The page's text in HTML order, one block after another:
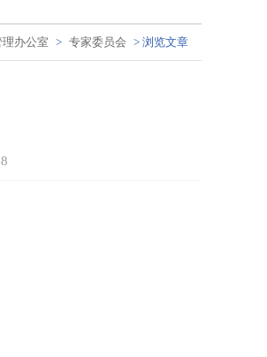
办公室 > 专家委员会 > 浏览文章